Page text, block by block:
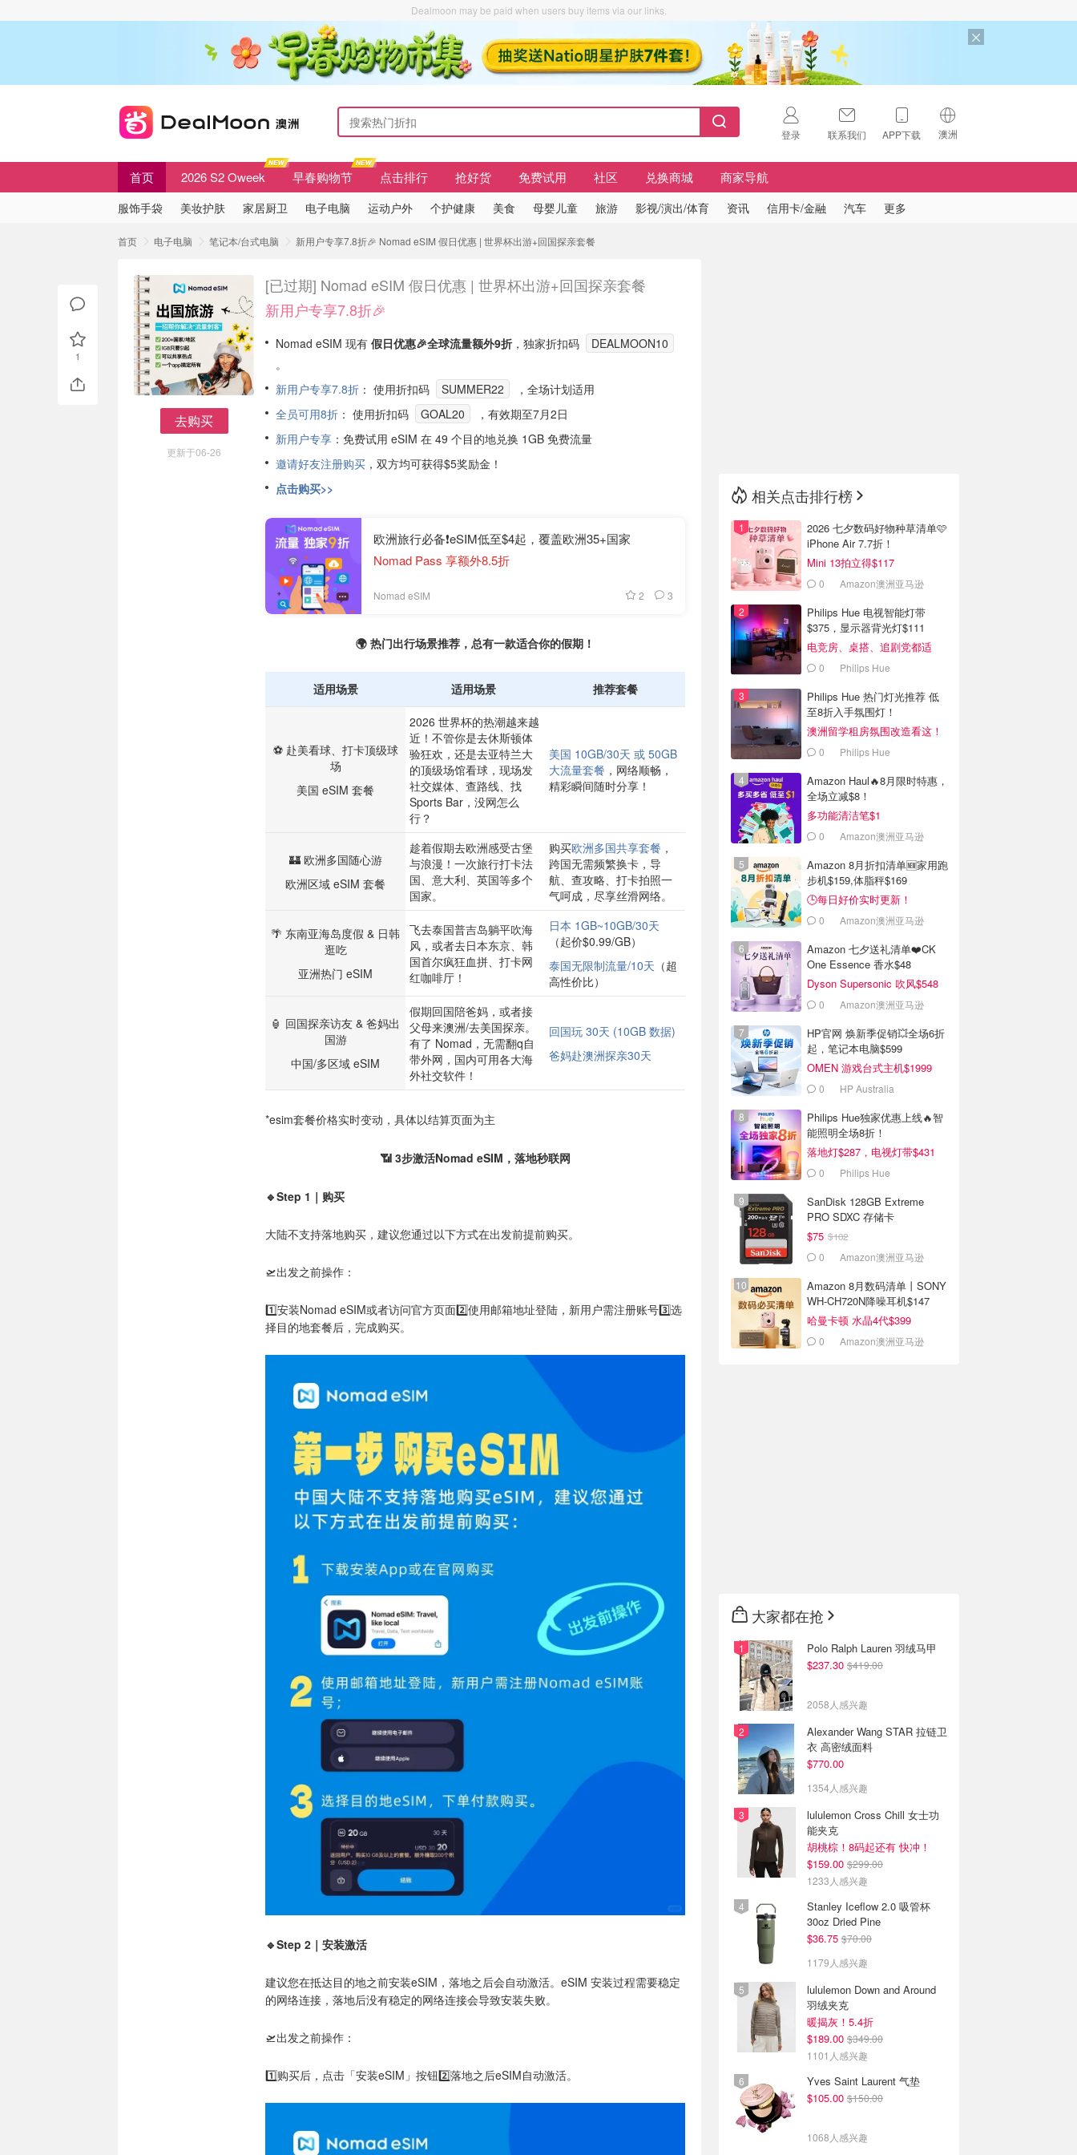
Dealmoon may be paid when users buy items via our links.
登录 联系我们 APP下载 澳洲
🇺🇸
🇨🇳中国
首页 2026 S2 Oweek 早春购物节 点击排行 抢好货 免费试用 社区 兑换商城 商家导航
服饰手袋 美妆护肤 家居厨卫 电子电脑 运动户外 个护健康 美食 母婴儿童 旅游 影视/演出/体育 资讯 信用卡/金融 汽车 更多
首页 电子电脑 笔记本/台式电脑 新用户专享7.8折🎉 Nomad eSIM 假日优惠 | 世界杯出游+回国探亲套餐
去购买
更新于06-26
[已过期] Nomad eSIM 假日优惠 | 世界杯出游+回国探亲套餐
新用户专享7.8折🎉
Nomad eSIM 现有 假日优惠🎉全球流量额外9折 ，独家折扣码
DEALMOON10
。
新用户专享7.8折 ： 使用折扣码 SUMMER22
，全场计划适用
全员可用8折 ： 使用折扣码 GOAL20
，有效期至7月2日
新用户专享 ：免费试用 eSIM 在 49 个目的地兑换 1GB 免费流量
邀请好友注册购买 ，双方均可获得$5奖励金！
点击购买>>
欧洲旅行必备❗eSIM低至$4起，覆盖欧洲35+国家
Nomad Pass 享额外8.5折
Nomad eSIM 2 3
🌍 热门出行场景推荐，总有一款适合你的假期！
适用场景 适用场景 推荐套餐
⚽ 赴美看球、打卡顶级球
场
美国 eSIM 套餐
2026 世界杯的热潮越来越
近！不管你是去休斯顿体
验狂欢，还是去亚特兰大
的顶级场馆看球，现场发
社交媒体、查路线、找
Sports Bar，没网怎么
行？
美国 10GB/30天 或 50GB
大流量套餐 ，网络顺畅，
精彩瞬间随时分享！
🏰 欧洲多国随心游
欧洲区域 eSIM 套餐
趁着假期去欧洲感受古堡
与浪漫！一次旅行打卡法
国、意大利、英国等多个
国家。
购买欧洲多国共享套餐 ，
跨国无需频繁换卡，导
航、查攻略、打卡拍照一
气呵成，尽享丝滑网络。
🌴 东南亚海岛度假 & 日韩
逛吃
亚洲热门 eSIM
飞去泰国普吉岛躺平吹海
风，或者去日本东京、韩
国首尔疯狂血拼、打卡网
红咖啡厅！
日本 1GB~10GB/30天
（起价$0.99/GB）
泰国无限制流量/10天 （超
高性价比）
🏮 回国探亲访友 & 爸妈出
国游
中国/多区域 eSIM
假期回国陪爸妈，或者接
父母来澳洲/去美国探亲。
有了 Nomad，无需翻q自
带外网，国内可用各大海
外社交软件！
回国玩 30天 (10GB 数据)
爸妈赴澳洲探亲30天
*esim套餐价格实时变动，具体以结算页面为主
📶 3步激活Nomad eSIM，落地秒联网
🔹Step 1｜购买
大陆不支持落地购买，建议您通过以下方式在出发前提前购买。
🛫出发之前操作：
1️⃣安装Nomad eSIM或者访问官方页面2️⃣使用邮箱地址登陆，新用户需注册账号3️⃣选
择目的地套餐后，完成购买。
🔹Step 2｜安装激活
建议您在抵达目的地之前安装eSIM，落地之后会自动激活。eSIM 安装过程需要稳定
的网络连接，落地后没有稳定的网络连接会导致安装失败。
🛫出发之前操作：
1️⃣购买后，点击「安装eSIM」按钮2️⃣落地之后eSIM自动激活。
1
相关点击排行榜
2026 七夕数码好物种草清单🩷
iPhone Air 7.7折！
Mini 13拍立得$117
0 Amazon澳洲亚马逊
Philips Hue 电视智能灯带
$375，显示器背光灯$111
电竞房、桌搭、追剧党都适
合！0 Philips Hue
Philips Hue 热门灯光推荐 低
至8折入手氛围灯！
澳洲留学租房氛围改造看这！
0 Philips Hue
Amazon Haul🔥8月限时特惠，
全场立减$8！
多功能清洁笔$1
0 Amazon澳洲亚马逊
Amazon 8月折扣清单🆕家用跑
步机$159,体脂秤$169
🕒每日好价实时更新！
0 Amazon澳洲亚马逊
Amazon 七夕送礼清单❤️CK
One Essence 香水$48
Dyson Supersonic 吹风$548
0 Amazon澳洲亚马逊
HP官网 焕新季促销💥全场6折
起，笔记本电脑$599
OMEN 游戏台式主机$1999
0 HP Australia
Philips Hue独家优惠上线🔥智
能照明全场8折！
落地灯$287，电视灯带$431
0 Philips Hue
SanDisk 128GB Extreme
PRO SDXC 存储卡
$75 $102
0 Amazon澳洲亚马逊
Amazon 8月数码清单丨SONY
WH-CH720N降噪耳机$147
哈曼卡顿 水晶4代$399
0 Amazon澳洲亚马逊
大家都在抢
Polo Ralph Lauren 羽绒马甲
$237.30 $419.00
2058人感兴趣
Alexander Wang STAR 拉链卫
衣 高密绒面料
$770.00
1354人感兴趣
lululemon Cross Chill 女士功
能夹克
胡桃棕！8码起还有 快冲！
$159.00 $299.00
1233人感兴趣
Stanley Iceflow 2.0 吸管杯
30oz Dried Pine
$36.75 $70.00
1179人感兴趣
lululemon Down and Around
羽绒夹克
暖揭灰！5.4折
$189.00 $349.00
1101人感兴趣
Yves Saint Laurent 气垫
$105.00 $150.00
1068人感兴趣